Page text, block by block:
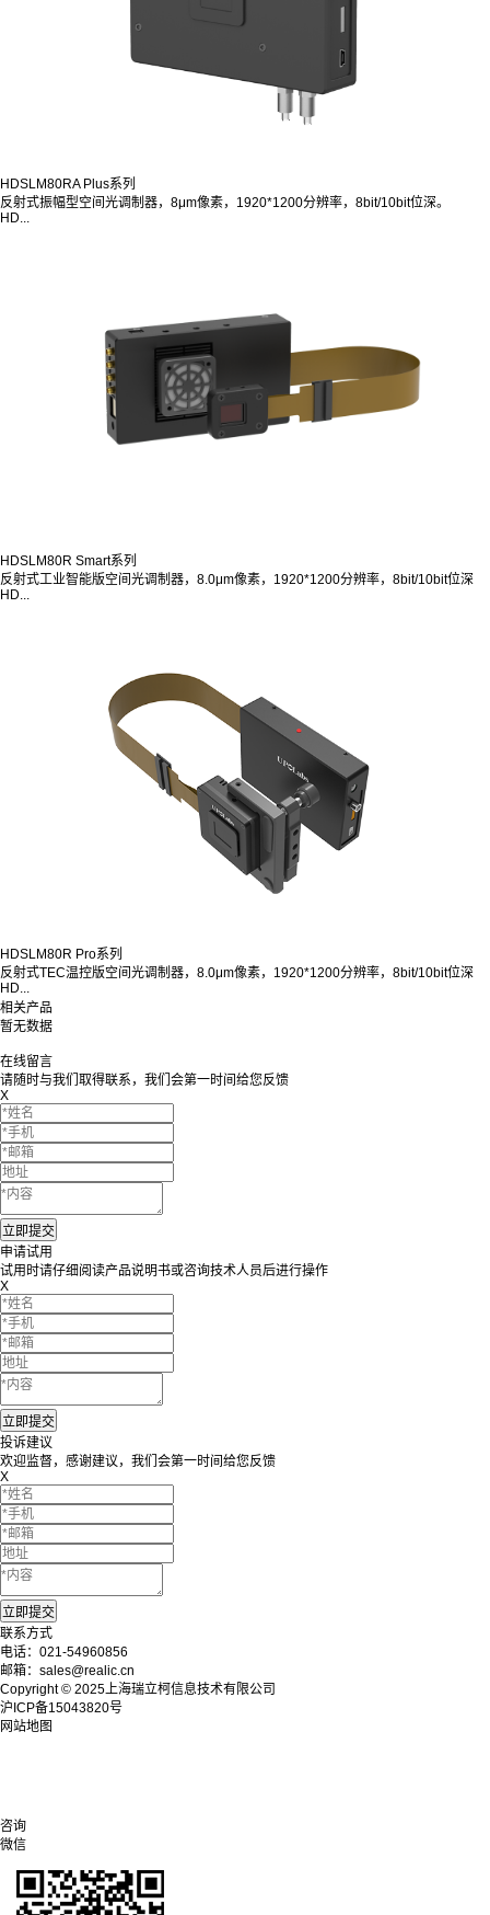
HDSLM80RA Plus系列
反射式振幅型空间光调制器，8μm像素，1920*1200分辨率，8bit/10bit位深。
HD...
HDSLM80R Smart系列
反射式工业智能版空间光调制器，8.0μm像素，1920*1200分辨率，8bit/10bit位深
HD...
HDSLM80R Pro系列
反射式TEC温控版空间光调制器，8.0μm像素，1920*1200分辨率，8bit/10bit位深
HD...
相关产品
暂无数据
在线留言
请随时与我们取得联系，我们会第一时间给您反馈
X
申请试用
试用时请仔细阅读产品说明书或咨询技术人员后进行操作
X
投诉建议
欢迎监督，感谢建议，我们会第一时间给您反馈
X
联系方式
电话：021-54960856
邮箱：sales@realic.cn
Copyright © 2025上海瑞立柯信息技术有限公司
沪ICP备15043820号
网站地图
咨询
微信